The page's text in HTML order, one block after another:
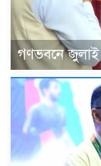
গণভবনে জুলাই